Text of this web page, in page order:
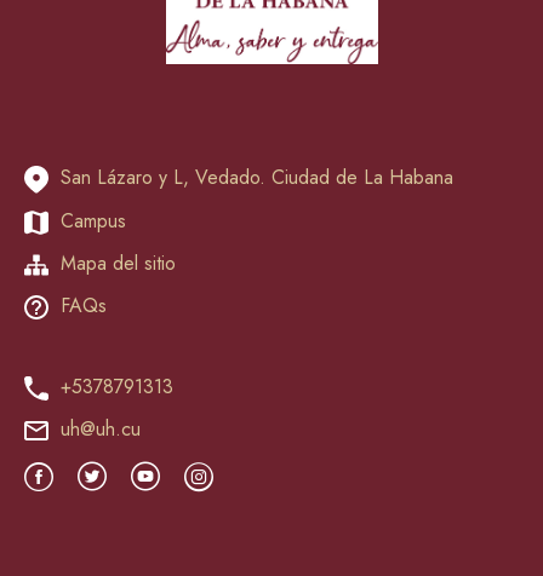
San Lázaro y L, Vedado. Ciudad de La Habana
Campus
Mapa del sitio
FAQs
+5378791313
uh@uh.cu